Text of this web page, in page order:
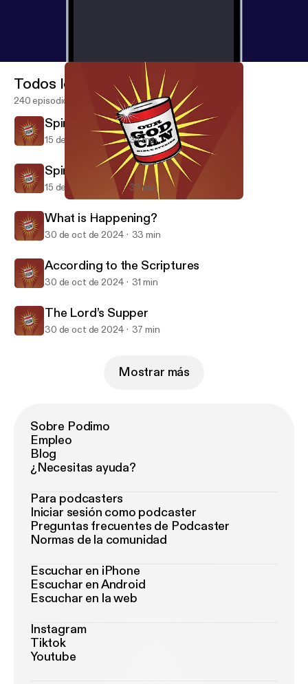
Our God Can
Todos los episodios
240 episodios
Spiritualities Part 2
15 de nov de 2024 34 min
Spiritualities Part 1
15 de nov de 2024 32 min
What is Happening?
30 de oct de 2024 33 min
According to the Scriptures
30 de oct de 2024 31 min
The Lord’s Supper
30 de oct de 2024 37 min
Mostrar más
Sobre Podimo
Empleo
Blog
¿Necesitas ayuda?
Para podcasters
Iniciar sesión como podcaster
Preguntas frecuentes de Podcaster
Normas de la comunidad
Escuchar en iPhone
Escuchar en Android
Escuchar en la web
Instagram
Tiktok
Youtube